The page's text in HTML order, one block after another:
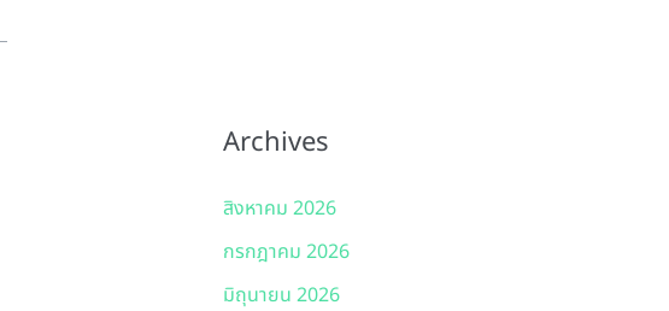
Archives
สิงหาคม 2026
กรกฎาคม 2026
มิถุนายน 2026